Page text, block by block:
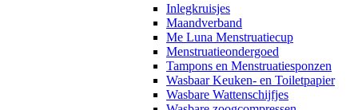
Inlegkruisjes
Maandverband
Me Luna Menstruatiecup
Menstruatieondergoed
Tampons en Menstruatiesponzen
Wasbaar Keuken- en Toiletpapier
Wasbare Wattenschijfjes